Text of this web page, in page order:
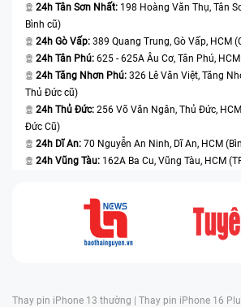
24h Tân Sơn Nhất: 198 Hoàng Văn Thụ, Tân
Bình cũ)
24h Gò Vấp: 389 Quang Trung, Gò Vấp, HCM
24h Tân Phú: 625 - 625A Âu Cơ, Tân Phú,
24h Tăng Nhơn Phú: 326 Lê Văn Việt, Tăng
Thủ Đức cũ)
24h Thủ Đức: 256 Võ Văn Ngân, Thủ Đức,
Đức Cũ)
24h Dĩ An: 70 Nguyễn An Ninh, Dĩ An, HCM
24h Vũng Tàu: 162A Ba Cu, Vũng Tàu, HCM
Thay pin iPhone 13 thường | Thay pin iPhone 16